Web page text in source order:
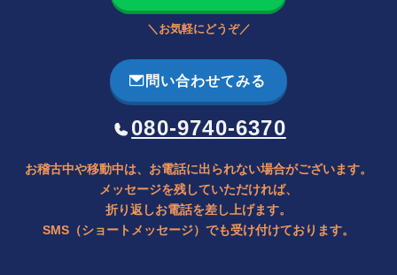
＼お気軽にどうぞ／
問い合わせてみる
080-9740-6370
お稽古中や移動中は、お電話に出られない場合がございます。
メッセージを残していただければ、
折り返しお電話を差し上げます。
SMS（ショートメッセージ）でも受け付けております。